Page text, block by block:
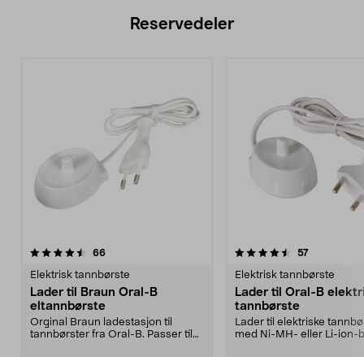
Reservedeler
66anmeldelser
Elektrisk tannbørste
Lader til Braun Oral-B
eltannbørste
Orginal Braun ladestasjon til
tannbørster fra Oral-B. Passer til
4.5av 5 stjerner 57anmeldelser
Elektrisk tannbørste
Lader til Oral-B
tannbørste
Lader til elektriske
med Ni-MH- eller Li-ion-